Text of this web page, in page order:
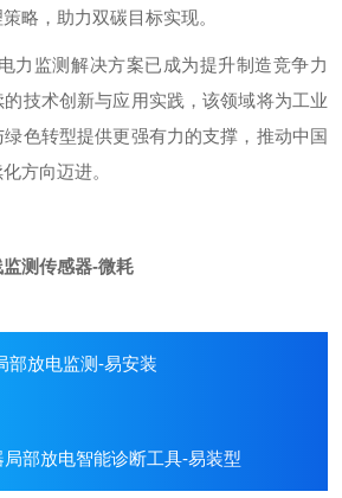
略，助力双碳目标实现。
力监测解决方案已成为提升制造竞争力
技术创新与应用实践，该领域将为工业
色转型提供更强有力的支撑，推动中国
方向迈进。
测传感器-微耗
部放电监测-易安装
局部放电智能诊断工具-易装型